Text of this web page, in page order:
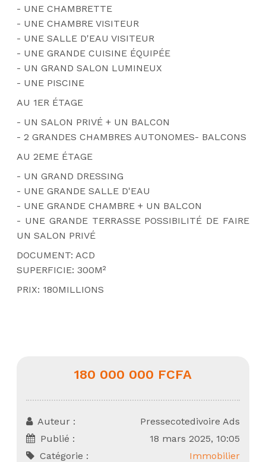
- UNE CHAMBRETTE
- UNE CHAMBRE VISITEUR
- UNE SALLE D'EAU VISITEUR
- UNE GRANDE CUISINE ÉQUIPÉE
- UN GRAND SALON LUMINEUX
- UNE PISCINE
AU 1ER ÉTAGE
- UN SALON PRIVÉ + UN BALCON
- 2 GRANDES CHAMBRES AUTONOMES- BALCONS
AU 2EME ÉTAGE
- UN GRAND DRESSING
- UNE GRANDE SALLE D'EAU
- UNE GRANDE CHAMBRE + UN BALCON
- UNE GRANDE TERRASSE POSSIBILITÉ DE FAIRE
UN SALON PRIVÉ
DOCUMENT: ACD
SUPERFICIE: 300M²
PRIX: 180MILLIONS
180 000 000 FCFA
Auteur :
Pressecotedivoire Ads
Publié :
18 mars 2025, 10:05
Catégorie :
Immobilier